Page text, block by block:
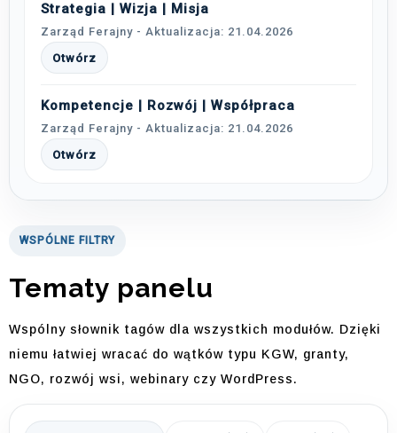
Strategia | Wizja | Misja
Zarząd Ferajny - Aktualizacja: 21.04.2026
Otwórz
Kompetencje | Rozwój | Współpraca
Zarząd Ferajny - Aktualizacja: 21.04.2026
Otwórz
WSPÓLNE FILTRY
Tematy panelu
Wspólny słownik tagów dla wszystkich modułów. Dzięki
niemu łatwiej wracać do wątków typu KGW, granty,
NGO, rozwój wsi, webinary czy WordPress.